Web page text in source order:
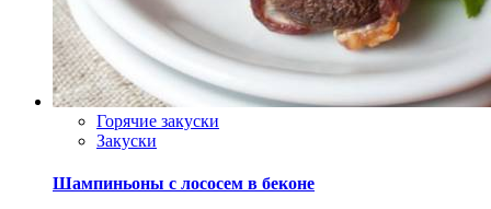
Горячие закуски
Закуски
Шампиньоны с лососем в беконе